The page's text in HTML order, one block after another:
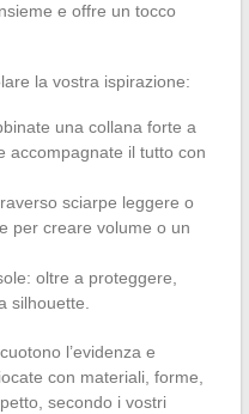
e offre un tocco
la vostra ispirazione:
una collana forte a
accompagnate il tutto con
sciarpe leggere o
per creare volume o un
oltre a proteggere,
silhouette.
l’evidenza e
con materiali, forme,
secondo i vostri